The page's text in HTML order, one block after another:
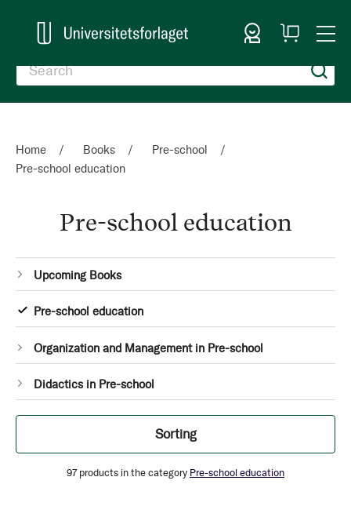
Sign In
My
Cart
Home Books
Pre-school
Pre-school education
Pre-school education
Categories
Upcoming Books
Pre-school education
Organization and Management in Pre-school
Didactics in Pre-school
Sorting
97products in the category Pre-school education